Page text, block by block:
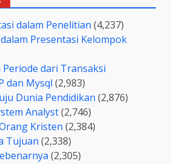
dalam Penelitian (4,237)
Presentasi Kelompok
dari Transaksi
dan Mysql (2,983)
Dunia Pendidikan (2,876)
Analyst(2,746)
Kristen (2,384)
Tujuan (2,338)
(2,305)